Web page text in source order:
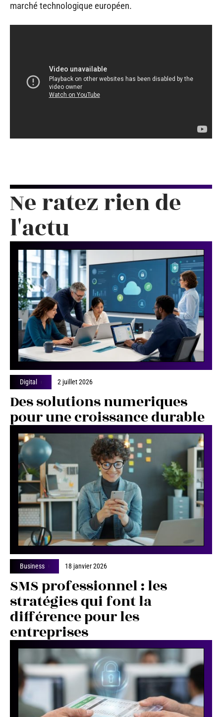
marché technologique européen.
Ne ratez rien de
l'actu
Digital 2 juillet 2026
Des solutions numeriques
pour une croissance durable
Business 18 janvier 2026
SMS professionnel : les
stratégies qui font la
différence pour les
entreprises